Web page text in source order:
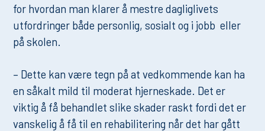
for hvordan man klarer å mestre dagliglivets
utfordringer både personlig, sosialt og i jobb eller
på skolen.
– Dette kan være tegn på at vedkommende kan ha
en såkalt mild til moderat hjerneskade. Det er
viktig å få behandlet slike skader raskt fordi det er
vanskelig å få til en rehabilitering når det har gått